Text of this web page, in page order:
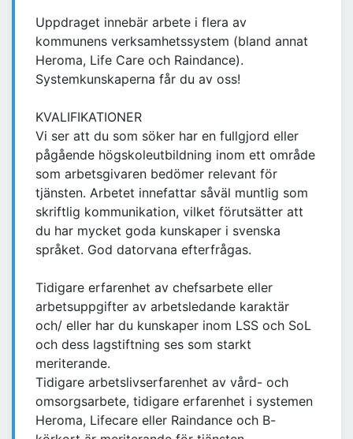
Uppdraget innebär arbete i flera av
kommunens verksamhetssystem (bland annat
Heroma, Life Care och Raindance).
Systemkunskaperna får du av oss!
KVALIFIKATIONER
Vi ser att du som söker har en fullgjord eller
pågående högskoleutbildning inom ett område
som arbetsgivaren bedömer relevant för
tjänsten. Arbetet innefattar såväl muntlig som
skriftlig kommunikation, vilket förutsätter att
du har mycket goda kunskaper i svenska
språket. God datorvana efterfrågas.
Tidigare erfarenhet av chefsarbete eller
arbetsuppgifter av arbetsledande karaktär
och/ eller har du kunskaper inom LSS och SoL
och dess lagstiftning ses som starkt
meriterande.
Tidigare arbetslivserfarenhet av vård- och
omsorgsarbete, tidigare erfarenhet i systemen
Heroma, Lifecare eller Raindance och B-